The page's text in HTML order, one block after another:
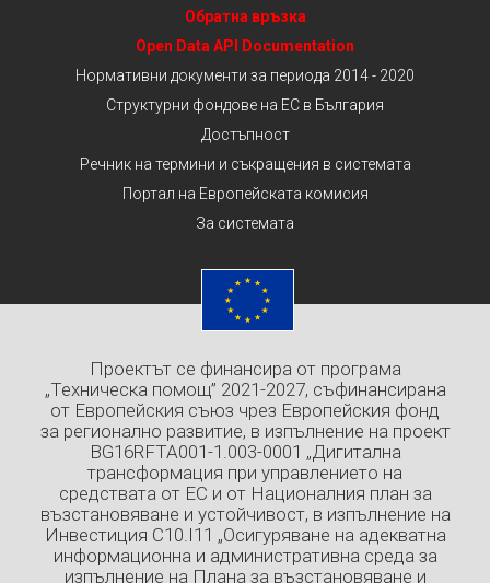
Обратна връзка
Open Data API Documentation
Нормативни документи за периода 2014 - 2020
Структурни фондове на ЕС в България
Достъпност
Речник на термини и съкращения в системата
Портал на Европейската комисия
За системата
Проектът се финансира от програма
„Техническа помощ” 2021-2027, съфинансирана
от Европейския съюз чрез Европейския фонд
за регионално развитие, в изпълнение на проект
BG16RFTA001-1.003-0001 „Дигитална
трансформация при управлението на
средствата от ЕС и от Националния план за
възстановяване и устойчивост, в изпълнение на
Инвестиция C10.I11 „Осигуряване на адекватна
информационна и административна среда за
изпълнение на Плана за възстановяване и